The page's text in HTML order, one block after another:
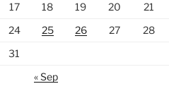
17
18 19 20 21
24
25 26 27 28
31
« Sep